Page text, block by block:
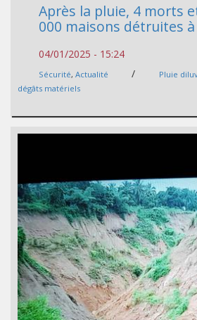
Après la pluie, 4 morts
000 maisons détruites
04/01/2025 - 15:24
Sécurité, Actualité / Pluie
dégâts matériels